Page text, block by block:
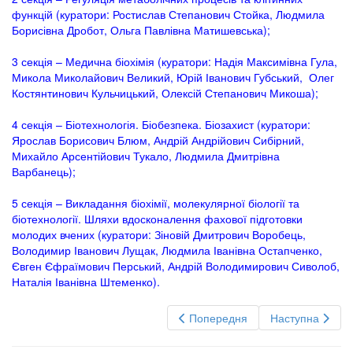
функцій (куратори: Ростислав Степанович Стойка, Людмила
Борисівна Дробот, Ольга Павлівна Матишевська);
3 секція – Медична біохімія (куратори: Надія Максимівна Гула,
Микола Миколайович Великий, Юрій Іванович Губський, Олег
Костянтинович Кульчицький, Олексій Степанович Микоша);
4 секція – Біотехнологія. Біобезпека. Біозахист (куратори:
Ярослав Борисович Блюм, Андрій Андрійович Сибірний,
Михайло Арсентійович Тукало, Людмила Дмитрівна
Варбанець);
5 секція – Викладання біохімії, молекулярної біології та
біотехнології. Шляхи вдосконалення фахової підготовки
молодих вчених (куратори: Зіновій Дмитрович Воробець,
Володимир Іванович Лущак, Людмила Іванівна Остапченко,
Євген Єфраїмович Перський, Андрій Володимирович Сиволоб,
Наталія Іванівна Штеменко).
Попередня Наступна